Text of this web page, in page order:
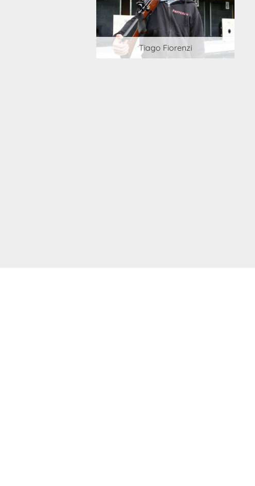
Tiago Fiorenzi